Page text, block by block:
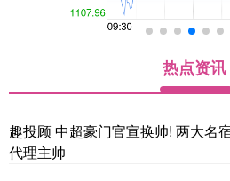
热点资讯
趣投顾 中超豪门官宣换帅! 两大名
代理主帅